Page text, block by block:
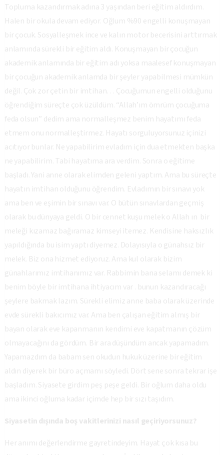
Topluma kazandırmak adına 3 yaşından beri eğitim aldırdım.
Halen bir okula devam ediyor. Oğlum %90 engelli konuşmayan
bir çocuk. Sosyalleşmek ince ve kalın motor becerisini arttırmak
anlamında sürekli bir eğitim aldı. Konuşmayan bir çocuğun
akademik anlamında bir eğitim adı yoksa maalesef konuşmayan
bir çocuğun akademik anlamda bir şeyler yapabilmesi mümkün
değil. Çok zor çetin bir imtihan… Çocuğumun engelli olduğunu
öğrendiğim süreçte çok üzüldüm. “Allah’ım ömrüm çocuğuma
feda olsun” dedim ama normalleşmez benim hayatımı feda
etmem onu normalleştirmez. Hayatı sorguluyorsunuz içinizi
acıtıyor bunlar. Ne yapabilirim evladım için dua etmekten başka
ne yapabilirim. Tabi hayatıma ara verdim. Sonra o eğitime
başladı. Yani anne olarak elimden geleni yaptım. Ama bu süreçte
hayatın imtihan olduğunu öğrendim. Evladımın bir sınavı yok
ama ben ve eşimin bir sınavı var. O bütün sınavlardan geçmiş
olarak bu dünyaya geldi. O bir cennet kuşu melek o Allah ın bir
meleği kızamaz bağıramaz kimseyi itemez. Kendisine haksızlık
yapıldığında bu isim yaptı diyemez. Dolayısıyla o günahsız bir
melek. Biz ona hizmet ediyoruz. Ama kul olarak bizim
günahlarımız imtihanımız var. Rabbimin bana selamı demek ki
benim böyle bir imtihana ihtiyacım var . bunun kazandıracağı
şeylere bakmak lazım. Sürekli elimiz anne baba olarak üzerinde
evde sürekli bakıcımız var. Ama ben çalışan eğitim almış bir
bayan olarak eve kapanmanın kendimi eve kapatmanın çözüm
olmayacağını da gördüm. Bir ara düşündüm ancak yapamadım.
Yapamazdım da babam sen okudun hukuk üzerine bir eğitim
aldın diyerek bir büro açmamı söyledi. Dört sene sonra tekrar işe
başladım. Siyasete girdim peş peşe geldi. Bir oğlum daha oldu
ama ikinci oğluma kadar içimde hep bir sızı taşıdım.
Siyasetin dışında boş vakitlerinizi nasıl geçiriyorsunuz?
Her anımı değerlendirme gayretindeyim. Hayat çok kısa bu